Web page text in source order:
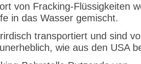
von Fracking-Flüssigkeiten
in das Wasser gemischt.
transportiert und sind
wie aus den USA